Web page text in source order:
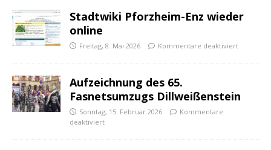
Stadtwiki Pforzheim-Enz wieder
online
Freitag, 8. Mai 2026 Kommentare deaktiviert
Aufzeichnung des 65.
Fasnetsumzugs Dillweißenstein
Sonntag, 15. Februar 2026
Kommentare
deaktiviert